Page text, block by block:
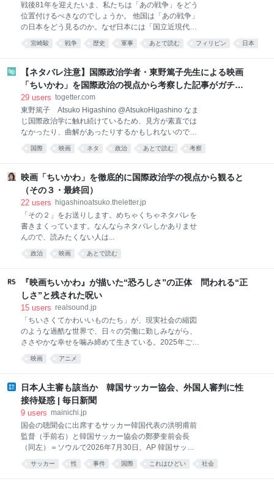
ておらず、タッチプレートやパッド、シーケンサーを使って無限の音を
生成するシステムを作った。鍵盤を備えたMoogは
戦後81年を迎えたいま、私たちは「あの戦争」をどう
位置付けるべきなのでしょうか。 他国は「あの戦争」
の日本をどう見るのか。なぜ日本には「国立近現代史
博物館」が存在しないのか。私たちは「あの戦争」を
どう語ればよいのか—―。 『「あの戦争」は何だった
さんが、戦争を「われわれのもの」として捉えるため
に、これまでの「語り」を見つめ直します。 （※本記
事は、辻田真佐憲『「あの戦争」は何だったのか』の
い」記憶は残すべきだが、恨みは残すべきではない。
このような文言は、戦後の和解に向けたメッセージと
して世界的に広く見られる。フィリピンはまさにその
好例だった。 フィリピンについては、前著『ルポ国威
あの戦争の記憶と継承
宮崎駿 戦争 歴史 軍事 あとで読む フィリピン 日本
【ネタバレ注意】国際政治学者・東野篤子先生による映画
「ちいかわ」を国際政治の視点から考察した記事がガチす
ぎてとても勉強になる
29 users togetter.com
東野篤子 Atsuko Higashino @AtsukoHigashino なま
じ国際政治学に触れ続けているため、見方が素直では
なかったり、曲解があったりするかもしれないのです
が、ちいかわ映画を徹頭徹尾、国際政治学的に観ると
おうなってしまうのか書いてみました。たぶん3回シ
higashinoatsuko.theletter.jp/posts/c035a501… 2026-
08-07 22:15:51 映画「ちいかわ」を徹底的に国際政治
学の視点から観ると（その１） | 東野篤子が読み解く
っています。なんならネタバレしかありませんので、
読みたくない人はどうか気を付けてください。また、
解釈が異なるところがあってもどうか許してくださ
い。「そこは違う！」という… 11 users
国際 映画 ネタ 政治 あとで読む 考察
映画「ちいかわ」を徹底的に国際政治学の視点から観ると
（その３・最終回）
22 users
higashinoatsuko.theletter.jp
「その２」をお送りします。めちゃくちゃネタバレを
書きまくっています。なんならネタバレしかありませ
んので、読みたくない人は...
政治 映画 あとで読む
『映画ちいかわ』が描いた“恐ろしさ”の正体 問われる“正
しさ”と残された呪い
15 users realsound.jp
「ちいさくてかわいいものたち」が、現実社会の縮図
のような過酷な世界で、日々の労働に勤しみながら、
ささやかな幸せを噛み締めて生きている。2025年ご
ろ、やたらとかわいい見た目のカブトムシのぬいぐる
みを持ち歩く友人がきっかけで『ちいかわ』のアニメ
包する独特のコンセプト……キャラクターのキュート
な見た目に反して、ままならない現実が容赦なく襲い
かかるシビアな世界観については、ある程度理解して
つ』を観て、その理解が甘かったことを痛感する。 筆
者は、その擬態型が推しという友人も「とにかくやば
い」と語っていたセイレーン編（島編）が映画として
公開されることが発表された時から、まっさらな状態
映画 アニメ
日本人主審も該当か 韓国サッカー協会、外国人審判に性
接待疑惑 | 毎日新聞
9 users mainichi.jp
国会の聴聞会に出席するサッカー韓国代表の洪明甫前
監督（手前右）と韓国サッカー協会の鄭夢奎前会長
（同左）＝ソウルで2026年7月30日、AP 韓国サッカ
ー協会が、2011～12年に行われた韓国男子代表の試合
で外国人審判らに性的接待をしていた疑いが浮上し
サッカー 性 事件 国際 これはひどい 社会